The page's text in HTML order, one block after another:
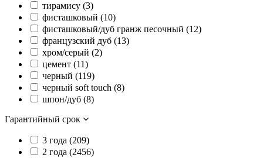
тирамису (3)
фисташковый (10)
фисташковый/дуб гранж песочный (12)
французский дуб (13)
хром/серый (2)
цемент (11)
черный (119)
черный soft touch (8)
шпон/дуб (8)
Гарантийный срок
3 года (209)
2 года (2456)